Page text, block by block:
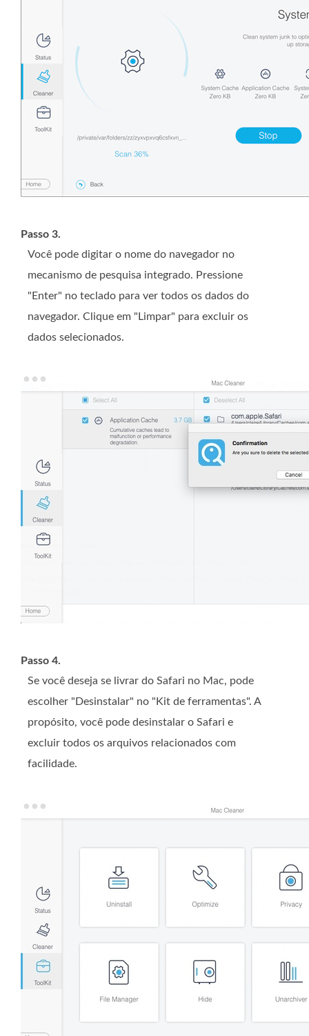
Passo 3.
Você pode digitar o nome do navegador no
mecanismo de pesquisa integrado. Pressione
"Enter" no teclado para ver todos os dados do
navegador. Clique em "Limpar" para excluir os
dados selecionados.
Passo 4.
Se você deseja se livrar do Safari no Mac, pode
escolher "Desinstalar" no "Kit de ferramentas". A
propósito, você pode desinstalar o Safari e
excluir todos os arquivos relacionados com
facilidade.